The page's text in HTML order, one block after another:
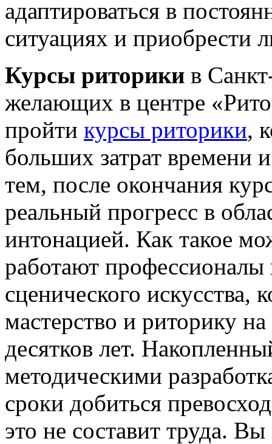
адаптироваться в
ситуациях и приобрести
Курсы риторики в
желающих в центре
пройти курсы риторики,
больших затрат времени
тем, после окончания
реальный прогресс в
интонацией. Как такое
работают профессионалы
сценического искусства,
мастерство и риторику
десятков лет.
методическими
сроки добиться
это не составит труда.